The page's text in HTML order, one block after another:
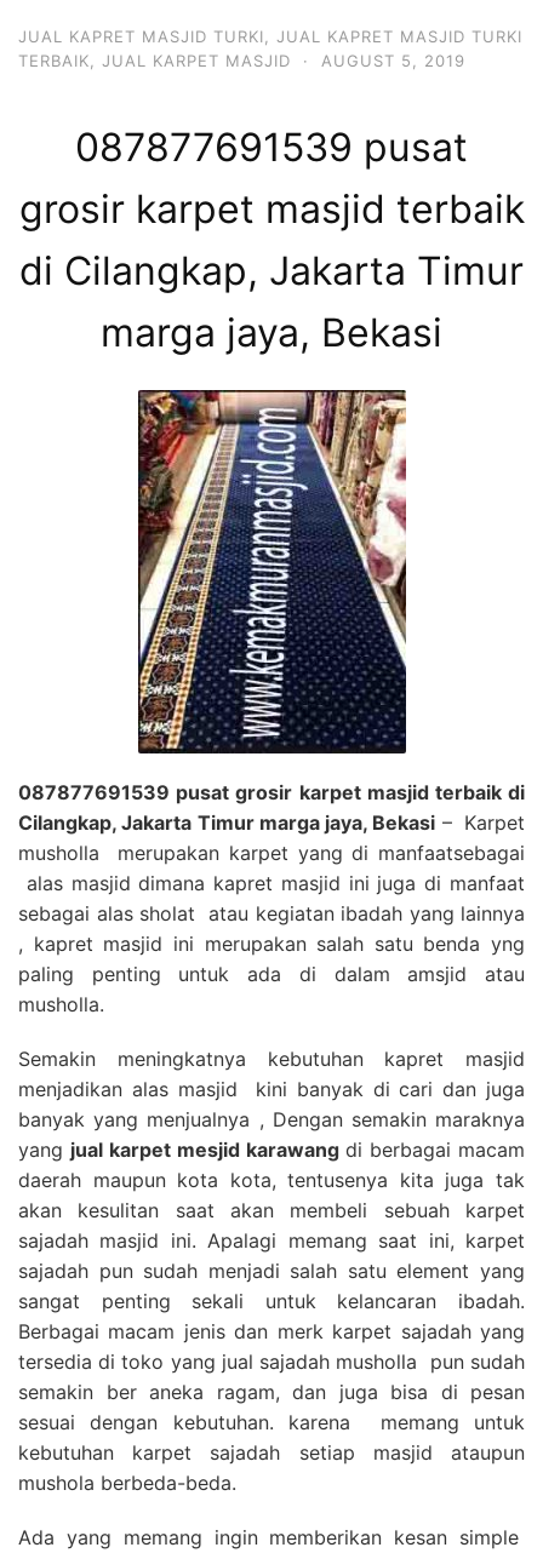
JUAL KAPRET MASJID TURKI
JUAL KAPRET MASJID TURKI
TERBAIK
JUAL KARPET MASJID · AUGUST 5, 2019
087877691539 pusat
grosir karpet masjid terbaik
di Cilangkap, Jakarta Timur
marga jaya, Bekasi
087877691539 pusat grosir karpet masjid terbaik di
Cilangkap, Jakarta Timur marga jaya, Bekasi – Karpet
musholla merupakan karpet yang di manfaatsebagai
alas masjid dimana kapret masjid ini juga di manfaat
sebagai alas sholat atau kegiatan ibadah yang lainnya
, kapret masjid ini merupakan salah satu benda yng
paling penting untuk ada di dalam amsjid atau
musholla.
Semakin meningkatnya kebutuhan kapret masjid
menjadikan alas masjid kini banyak di cari dan juga
banyak yang menjualnya , Dengan semakin maraknya
yang jual karpet mesjid karawang di berbagai macam
daerah maupun kota kota, tentusenya kita juga tak
akan kesulitan saat akan membeli sebuah karpet
sajadah masjid ini. Apalagi memang saat ini, karpet
sajadah pun sudah menjadi salah satu element yang
sangat penting sekali untuk kelancaran ibadah.
Berbagai macam jenis dan merk karpet sajadah yang
tersedia di toko yang jual sajadah musholla pun sudah
semakin ber aneka ragam, dan juga bisa di pesan
sesuai dengan kebutuhan. karena memang untuk
kebutuhan karpet sajadah setiap masjid ataupun
mushola berbeda-beda.
Ada yang memang ingin memberikan kesan simple